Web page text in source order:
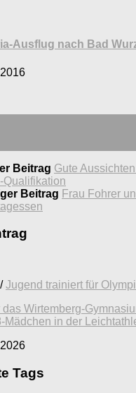
Ausflug nach Bad
Beitrag Gute
Qualifikation
Beitrag Frau Fohrer
/Jugend trainiert für
das Wirtemberg-
Mädchen in der
Tags